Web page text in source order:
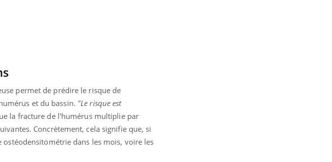
permet de prédire le risque de
et du bassin. "Le risque est
la fracture de l'humérus multiplie par
Concrètement, cela signifie que, si
dans les mois, voire les